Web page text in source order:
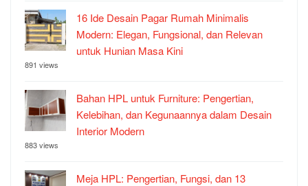
16 Ide Desain Pagar Rumah Minimalis
Modern: Elegan, Fungsional, dan Relevan
untuk Hunian Masa Kini
891 views
Bahan HPL untuk Furniture: Pengertian,
Kelebihan, dan Kegunaannya dalam Desain
Interior Modern
883 views
Meja HPL: Pengertian, Fungsi, dan 13